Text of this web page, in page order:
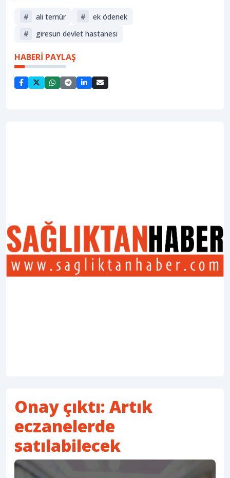
# ali temür #
ek ödenek
#
giresun devlet hastanesi
HABERİ PAYLAŞ
Onay çıktı: Artık
eczanelerde
satılabilecek